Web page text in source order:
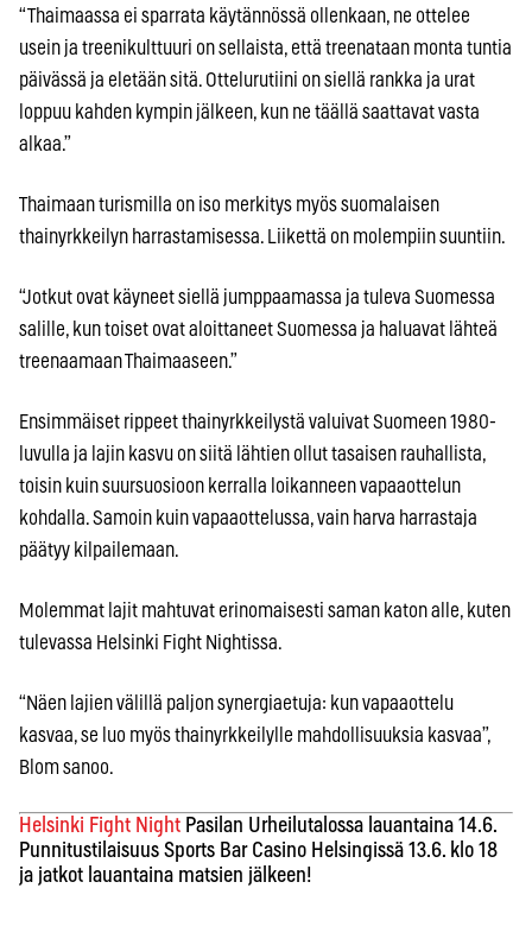
“Thaimaassa ei sparrata käytännössä ollenkaan, ne ottelee
usein ja treenikulttuuri on sellaista, että treenataan monta tuntia
päivässä ja eletään sitä. Ottelurutiini on siellä rankka ja urat
loppuu kahden kympin jälkeen, kun ne täällä saattavat vasta
alkaa.”
Thaimaan turismilla on iso merkitys myös suomalaisen
thainyrkkeilyn harrastamisessa. Liikettä on molempiin suuntiin.
“Jotkut ovat käyneet siellä jumppaamassa ja tuleva Suomessa
salille, kun toiset ovat aloittaneet Suomessa ja haluavat lähteä
treenaamaan Thaimaaseen.”
Ensimmäiset rippeet thainyrkkeilystä valuivat Suomeen 1980-
luvulla ja lajin kasvu on siitä lähtien ollut tasaisen rauhallista,
toisin kuin suursuosioon kerralla loikanneen vapaaottelun
kohdalla. Samoin kuin vapaaottelussa, vain harva harrastaja
päätyy kilpailemaan.
Molemmat lajit mahtuvat erinomaisesti saman katon alle, kuten
tulevassa Helsinki Fight Nightissa.
“Näen lajien välillä paljon synergiaetuja: kun vapaaottelu
kasvaa, se luo myös thainyrkkeilylle mahdollisuuksia kasvaa”,
Blom sanoo.
Helsinki Fight Night Pasilan Urheilutalossa lauantaina 14.6.
Punnitustilaisuus Sports Bar Casino Helsingissä 13.6. klo 18
ja jatkot lauantaina matsien jälkeen!